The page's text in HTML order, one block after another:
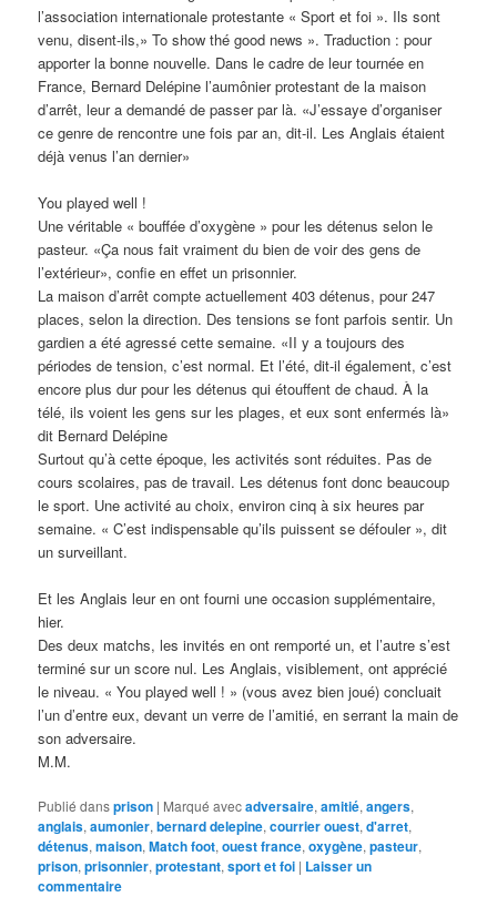
l’association internationale protestante « Sport et foi ». Ils sont
venu, disent-ils,» To show thé good news ». Traduction : pour
apporter la bonne nouvelle. Dans le cadre de leur tournée en
France, Bernard Delépine l’aumônier protestant de la maison
d’arrêt, leur a demandé de passer par là. «J’essaye d’organiser
ce genre de rencontre une fois par an, dit-il. Les Anglais étaient
déjà venus l’an dernier»
You played well !
Une véritable « bouffée d’oxygène » pour les détenus selon le
pasteur. «Ça nous fait vraiment du bien de voir des gens de
l’extérieur», confie en effet un prisonnier.
La maison d’arrêt compte actuellement 403 détenus, pour 247
places, selon la direction. Des tensions se font parfois sentir. Un
gardien a été agressé cette semaine. «II y a toujours des
périodes de tension, c’est normal. Et l’été, dit-il également, c’est
encore plus dur pour les détenus qui étouffent de chaud. À la
télé, ils voient les gens sur les plages, et eux sont enfermés là»
dit Bernard Delépine
Surtout qu’à cette époque, les activités sont réduites. Pas de
cours scolaires, pas de travail. Les détenus font donc beaucoup
le sport. Une activité au choix, environ cinq à six heures par
semaine. « C’est indispensable qu’ils puissent se défouler », dit
un surveillant.
Et les Anglais leur en ont fourni une occasion supplémentaire,
hier.
Des deux matchs, les invités en ont remporté un, et l’autre s’est
terminé sur un score nul. Les Anglais, visiblement, ont apprécié
le niveau. « You played well ! » (vous avez bien joué) concluait
l’un d’entre eux, devant un verre de l’amitié, en serrant la main de
son adversaire.
M.M.
Publié dansprison | Marqué avecadversaire,amitié,angers,
anglais,aumonier,bernard delepine,courrier ouest,d'arret,
détenus,maison,Match foot,ouest france,oxygène,pasteur,
prison,prisonnier,protestant,sport et foi | Laisser un
commentaire